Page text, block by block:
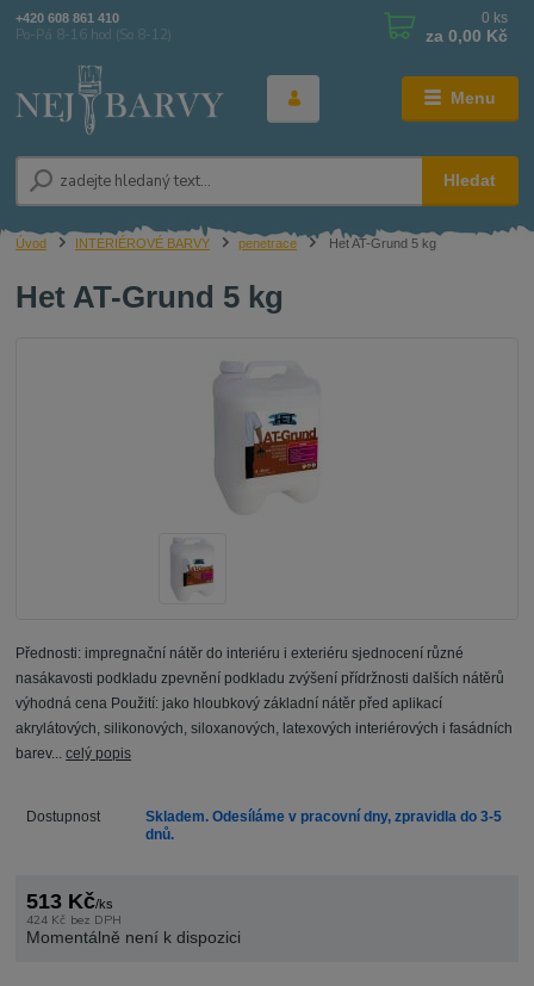
Menu
Hledat
+420 608 861 410
Po-Pá 8-16 hod (So 8-12)
0 ks
za 0,00 Kč
Úvod INTERIÉROVÉ BARVY penetrace Het AT-Grund 5 kg
Het AT-Grund 5 kg
Přednosti: impregnační nátěr do interiéru i exteriéru sjednocení různé
nasákavosti podkladu zpevnění podkladu zvýšení přídržnosti dalších nátěrů
výhodná cena Použití: jako hloubkový základní nátěr před aplikací
akrylátových, silikonových, siloxanových, latexových interiérových i fasádních
barev...celý popis
Dostupnost
Skladem. Odesíláme v pracovní dny, zpravidla do 3-5
dnů.
513 Kč/ks
424 Kč bez DPH
Momentálně není k dispozici